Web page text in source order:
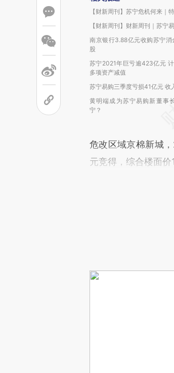
【财新周刊】苏宁危机何来｜
【财新周刊】财新周刊｜苏宁
南京银行3.88亿元收购苏宁消
股
苏宁2021年巨亏逾423亿元
多项资产减值
苏宁易购三季度亏损41亿元 收
黄明端成为苏宁易购新董事
宁？
危改区域京棉新城
元竞得，综合楼面价